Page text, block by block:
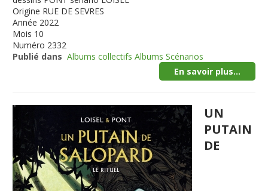
Origine RUE DE SEVRES
Année 2022
Mois 10
Numéro 2332
Publié dans Albums collectifs Albums Scénarios
En savoir plus...
UN
PUTAIN
DE